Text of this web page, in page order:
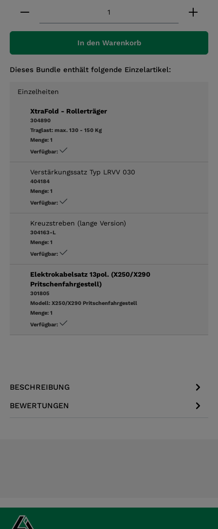
Produkt Anzahl: Gib den gewünschten Wert
In den Warenkorb
Dieses Bundle enthält folgende Einzelartikel:
Einzelheiten
XtraFold - Rollerträger
304890
Traglast: max. 130 - 150 Kg
Menge: 1
Verfügbar:
Verstärkungssatz Typ LRVV 030
404184
Menge: 1
Verfügbar:
Kreuzstreben (lange Version)
304163-L
Menge: 1
Verfügbar:
Elektrokabelsatz 13pol. (X250/X290
Pritschenfahrgestell)
301805
Modell: X250/X290 Pritschenfahrgestell
Menge: 1
Verfügbar:
BESCHREIBUNG
BEWERTUNGEN